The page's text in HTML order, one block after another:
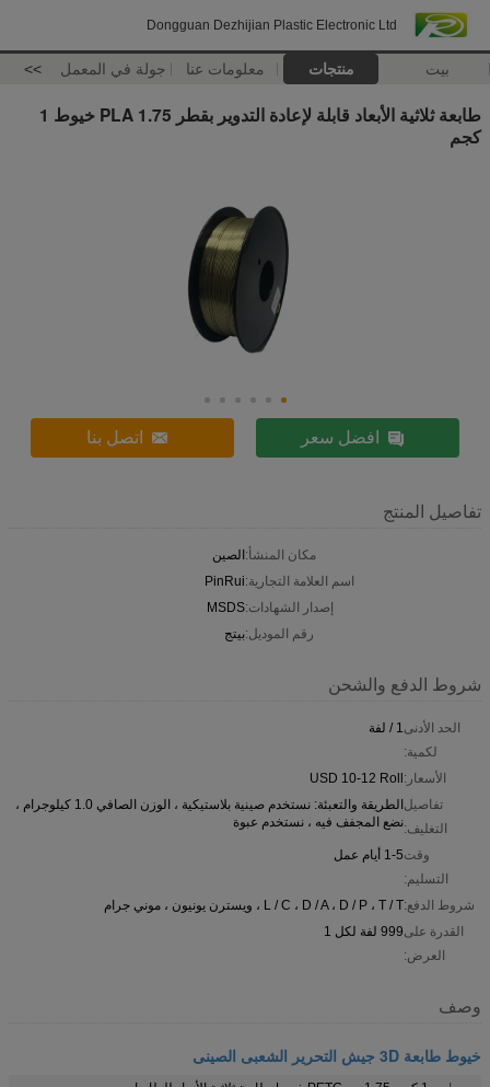
Dongguan Dezhijian Plastic Electronic Ltd
بيت منتجات معلومات عنا جولة في المعمل >>
طابعة ثلاثية الأبعاد قابلة لإعادة التدوير بقطر 1.75 PLA خيوط 1
كجم
افضل سعر اتصل بنا
تفاصيل المنتج
مكان المنشأ:الصين
اسم العلامة التجارية:PinRui
إصدار الشهادات:MSDS
رقم الموديل:بيتج
شروط الدفع والشحن
الحد الأدنى
لكمية:
1 / لفة
الأسعار:USD 10-12 Roll
تفاصيل
التغليف:
الطريقة والتعبئة: نستخدم صينية بلاستيكية ، الوزن الصافي 1.0 كيلوجرام ،
نضع المجفف فيه ، نستخدم عبوة
وقت
التسليم:
1-5 أيام عمل
شروط الدفع:L / C ، D / A ، D / P ، T / T ، ويسترن يونيون ، موني جرام
القدرة على
العرض:
999 لفة لكل 1
وصف
خيوط طابعة 3D جيش التحرير الشعبى الصينى